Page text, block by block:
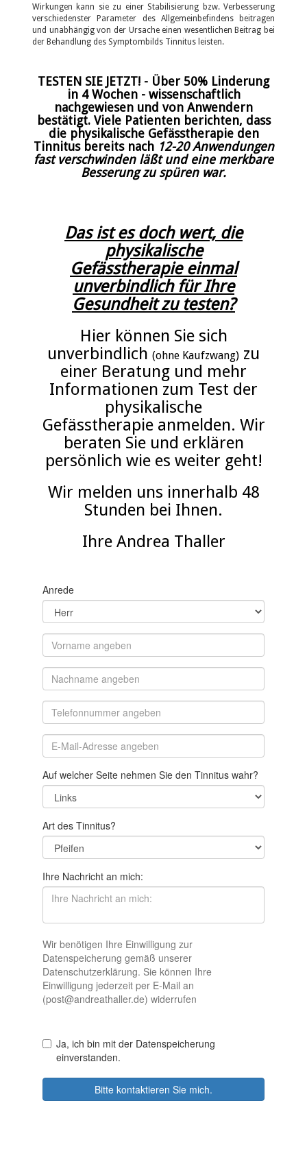
Wirkungen kann sie zu einer Stabilisierung bzw. Verbesserung
verschiedenster Parameter des Allgemeinbefindens beitragen
und unabhängig von der Ursache einen wesentlichen Beitrag bei
der Behandlung des Symptombilds Tinnitus leisten.
TESTEN SIE JETZT! - Über 50% Linderung
in 4 Wochen - wissenschaftlich
nachgewiesen und von Anwendern
bestätigt. Viele Patienten berichten, dass
die physikalische Gefässtherapie den
Tinnitus bereits nach 12-20 Anwendungen
fast verschwinden läßt und eine merkbare
Besserung zu spüren war.
Das ist es doch wert, die
physikalische
Gefässtherapie einmal
unverbindlich für Ihre
Gesundheit zu testen?
Hier können Sie sich
unverbindlich (ohne Kaufzwang) zu
einer Beratung und mehr
Informationen zum Test der
physikalische
Gefässtherapie anmelden. Wir
beraten Sie und erklären
persönlich wie es weiter geht!
Wir melden uns innerhalb 48
Stunden bei Ihnen.
Ihre Andrea Thaller